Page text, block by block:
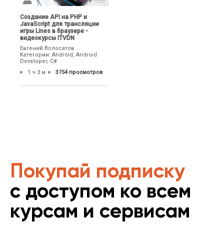
Создание API на PHP и
JavaScript для трансляции
игры Lines в браузере -
видеокурсы ITVDN
Евгений Волосатов
Категории: Android, Android
Developer, C#
1 ч 3 м
3754 просмотров
Покупай подписку
с доступом ко всем
курсам и сервисам